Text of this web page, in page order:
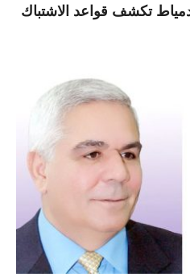
تكشف قواعد الاشتباك